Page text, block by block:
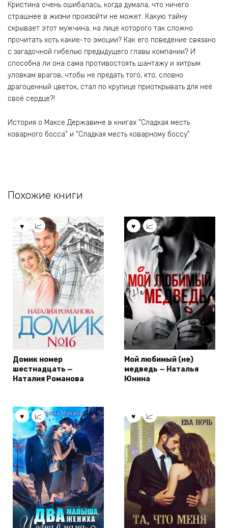
Кристина очень ошибалась, когда думала, что ничего
страшнее в жизни произойти не может. Какую тайну
скрывает этот мужчина, на лице которого так сложно
прочитать хоть какие-то эмоции? Как его поведение связано
с загадочной гибелью предыдущего главы компании? И
способна ли она сама противостоять шантажу и хитрым
уловкам врагов, чтобы не предать того, кто, словно
драгоценный цветок, стал по крупице приоткрывать для неё
своё сердце?!
История о Максе Державине в книгах "Сладкая месть
коварного босса" и "Сладкая месть коварному боссу"
Похожие книги
Домик номер
шестнадцать —
Наталия Романова
Мой любимый (не)
медведь — Наталья
Юнина